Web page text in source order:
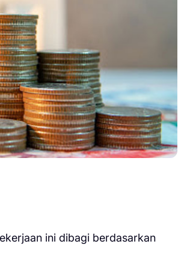
ini dibagi berdasarkan